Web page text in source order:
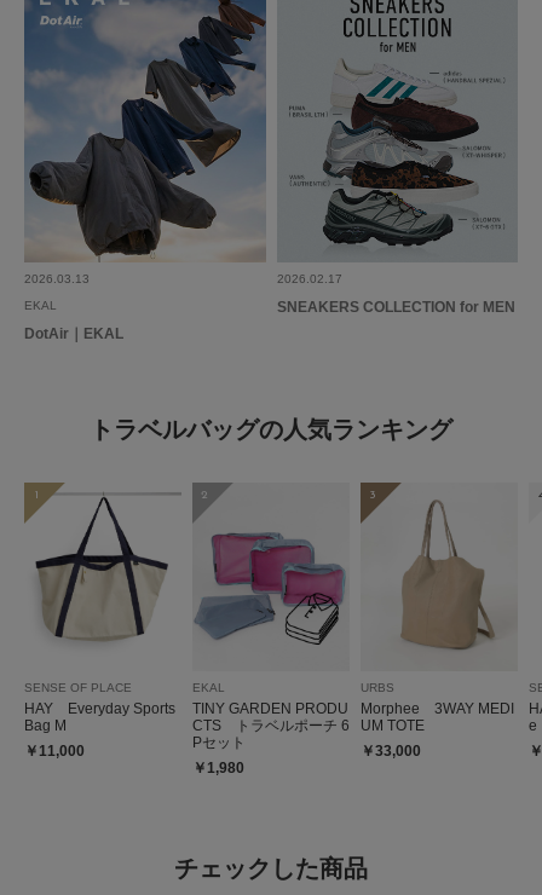
2026.03.13
EKAL
DotAir｜EKAL
2026.02.17
SNEAKERS COLLECTION for MEN
トラベルバッグの人気ランキング
1
SENSE OF PLACE
HAY Everyday Sports
Bag M
￥11,000
2
EKAL
TINY GARDEN PRODU
CTS トラベルポーチ 6
Pセット
￥1,980
3
URBS
Morphee 3WAY MEDI
UM TOTE
￥33,000
e
チェックした商品